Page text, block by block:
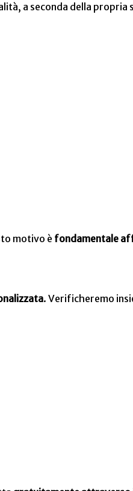
a seconda della
motivo è fondamentale
. Verificheremo